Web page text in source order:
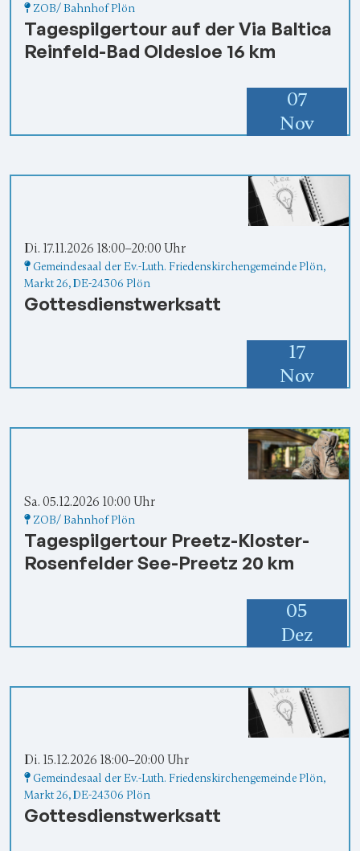
ZOB/ Bahnhof Plön
Tagespilgertour auf der Via Baltica
Reinfeld-Bad Oldesloe 16 km
07
Nov
Di. 17.11.2026 18:00–20:00 Uhr
Gemeindesaal der Ev.-Luth. Friedenskirchengemeinde Plön,
Markt 26,DE-24306 Plön
Gottesdienstwerksatt
17
Nov
Sa. 05.12.2026 10:00 Uhr
ZOB/ Bahnhof Plön
Tagespilgertour Preetz-Kloster-
Rosenfelder See-Preetz 20 km
05
Dez
Di. 15.12.2026 18:00–20:00 Uhr
Gemeindesaal der Ev.-Luth. Friedenskirchengemeinde Plön,
Markt 26,DE-24306 Plön
Gottesdienstwerksatt